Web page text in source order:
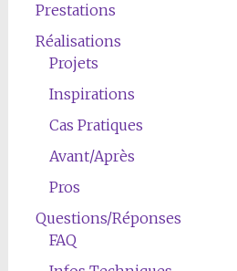
Prestations
Réalisations
Projets
Inspirations
Cas Pratiques
Avant/Après
Pros
Questions/Réponses
FAQ